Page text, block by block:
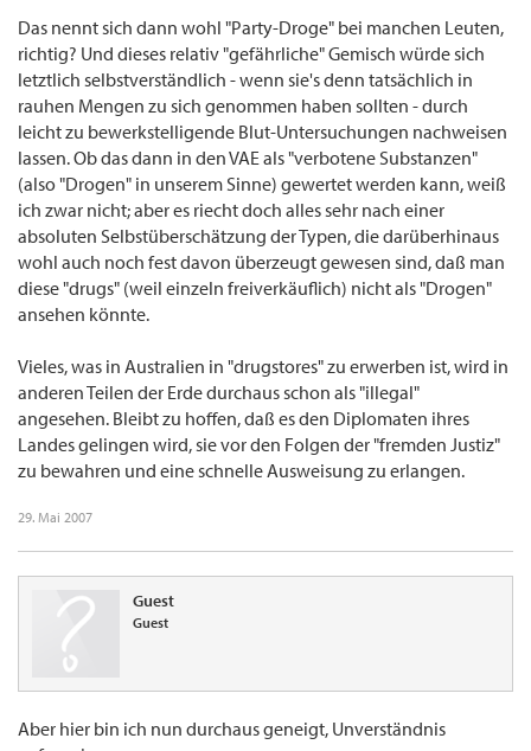
Das nennt sich dann wohl "Party-Droge" bei manchen Leuten,
richtig? Und dieses relativ "gefährliche" Gemisch würde sich
letztlich selbstverständlich - wenn sie's denn tatsächlich in
rauhen Mengen zu sich genommen haben sollten - durch
leicht zu bewerkstelligende Blut-Untersuchungen nachweisen
lassen. Ob das dann in den VAE als "verbotene Substanzen"
(also "Drogen" in unserem Sinne) gewertet werden kann, weiß
ich zwar nicht; aber es riecht doch alles sehr nach einer
absoluten Selbstüberschätzung der Typen, die darüberhinaus
wohl auch noch fest davon überzeugt gewesen sind, daß man
diese "drugs" (weil einzeln freiverkäuflich) nicht als "Drogen"
ansehen könnte.
Vieles, was in Australien in "drugstores" zu erwerben ist, wird in
anderen Teilen der Erde durchaus schon als "illegal"
angesehen. Bleibt zu hoffen, daß es den Diplomaten ihres
Landes gelingen wird, sie vor den Folgen der "fremden Justiz"
zu bewahren und eine schnelle Ausweisung zu erlangen.
29. Mai 2007
Guest
Guest
Aber hier bin ich nun durchaus geneigt, Unverständnis